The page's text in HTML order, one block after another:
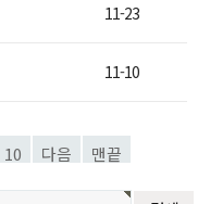
11-23
11-10
10 다음 맨끝